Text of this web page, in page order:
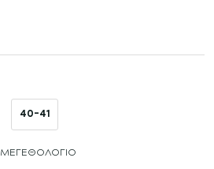
40-41
ΜΕΓΕΘΟΛΌΓΙΟ